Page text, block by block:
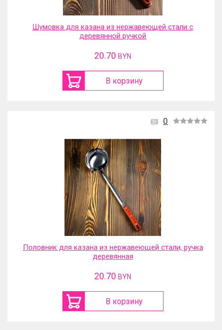
Шумовка для казана из нержавеющей стали с
деревянной ручкой
20.70 BYN
В корзину
0
Половник для казана из нержавеющей стали, ручка
деревянная
20.70 BYN
В корзину